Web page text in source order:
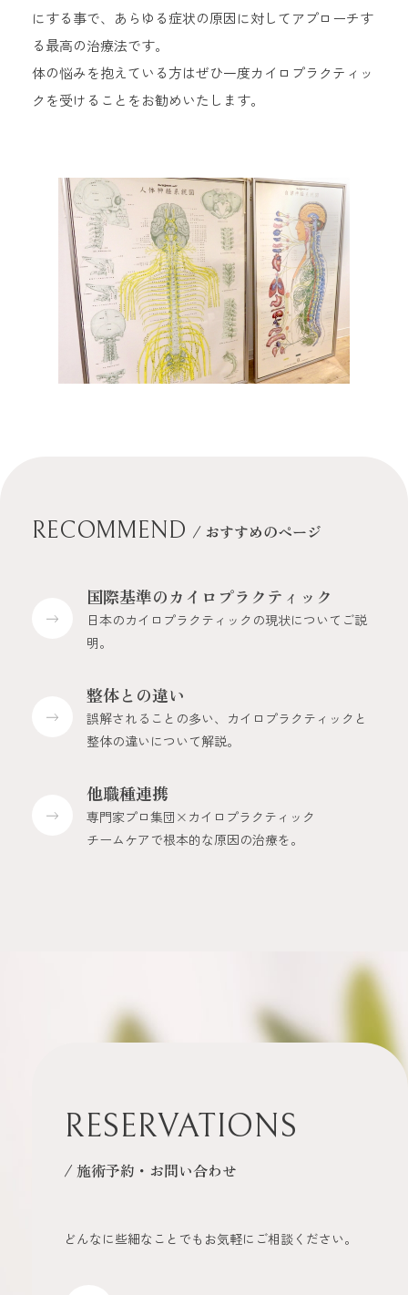
にする事で、あらゆる症状の原因に対してアプローチす
る最高の治療法です。
体の悩みを抱えている方はぜひ一度カイロプラクティッ
クを受けることをお勧めいたします。
RECOMMEND / おすすめのページ
国際基準のカイロプラクティック
日本のカイロプラクティックの現状についてご説
明。
整体との違い
誤解されることの多い、カイロプラクティックと
整体の違いについて解説。
他職種連携
専門家プロ集団×カイロプラクティック
チームケアで根本的な原因の治療を。
RESERVATIONS
/ 施術予約・お問い合わせ
どんなに些細なことでもお気軽にご相談ください。